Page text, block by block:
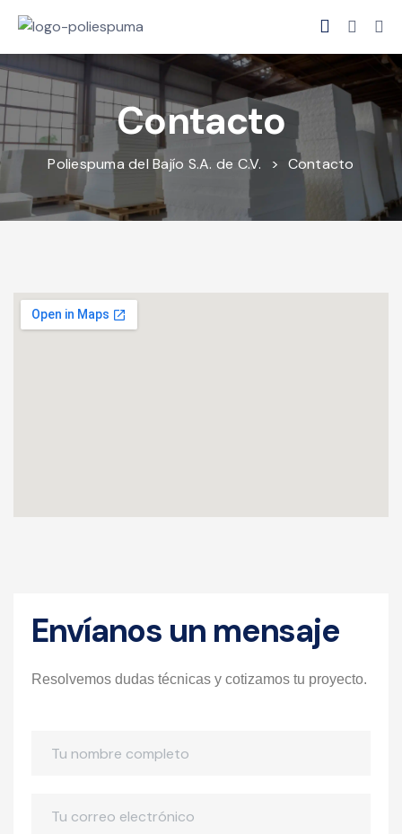
Contacto
Poliespuma del Bajío S.A. de C.V. > Contacto
Envíanos un mensaje
Resolvemos dudas técnicas y cotizamos tu proyecto.